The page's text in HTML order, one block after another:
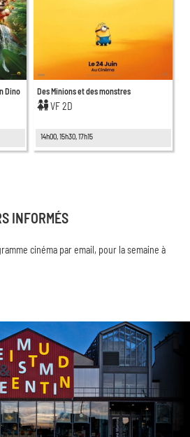
Dino Des Minions et des monstres
VF 2D
14h00, 15h30, 17h15
INFORMÉS
cinéma par email, pour la semaine à